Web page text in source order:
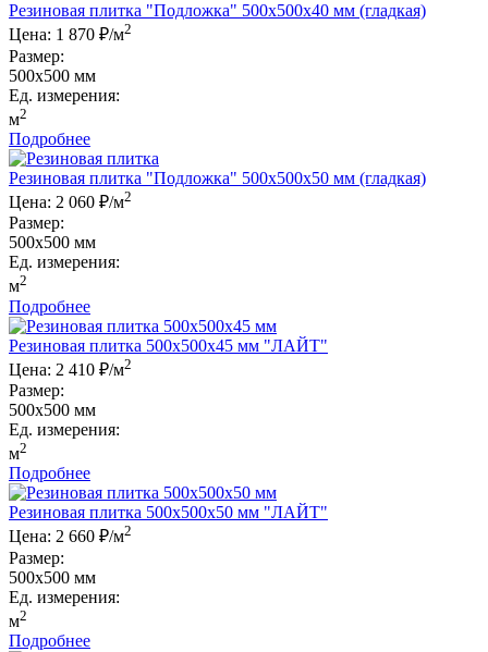
Резиновая плитка "Подложка" 500x500x40 мм (гладкая)
Цена: 1 870 ₽/м2
Размер:
500x500 мм
Ед. измерения:
м2
Подробнее
Резиновая плитка "Подложка" 500x500x50 мм (гладкая)
Цена: 2 060 ₽/м2
Размер:
500x500 мм
Ед. измерения:
м2
Подробнее
Резиновая плитка 500x500x45 мм "ЛАЙТ"
Цена: 2 410 ₽/м2
Размер:
500x500 мм
Ед. измерения:
м2
Подробнее
Резиновая плитка 500x500x50 мм "ЛАЙТ"
Цена: 2 660 ₽/м2
Размер:
500x500 мм
Ед. измерения:
м2
Подробнее